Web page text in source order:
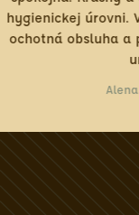
raňajky a
a ústretový